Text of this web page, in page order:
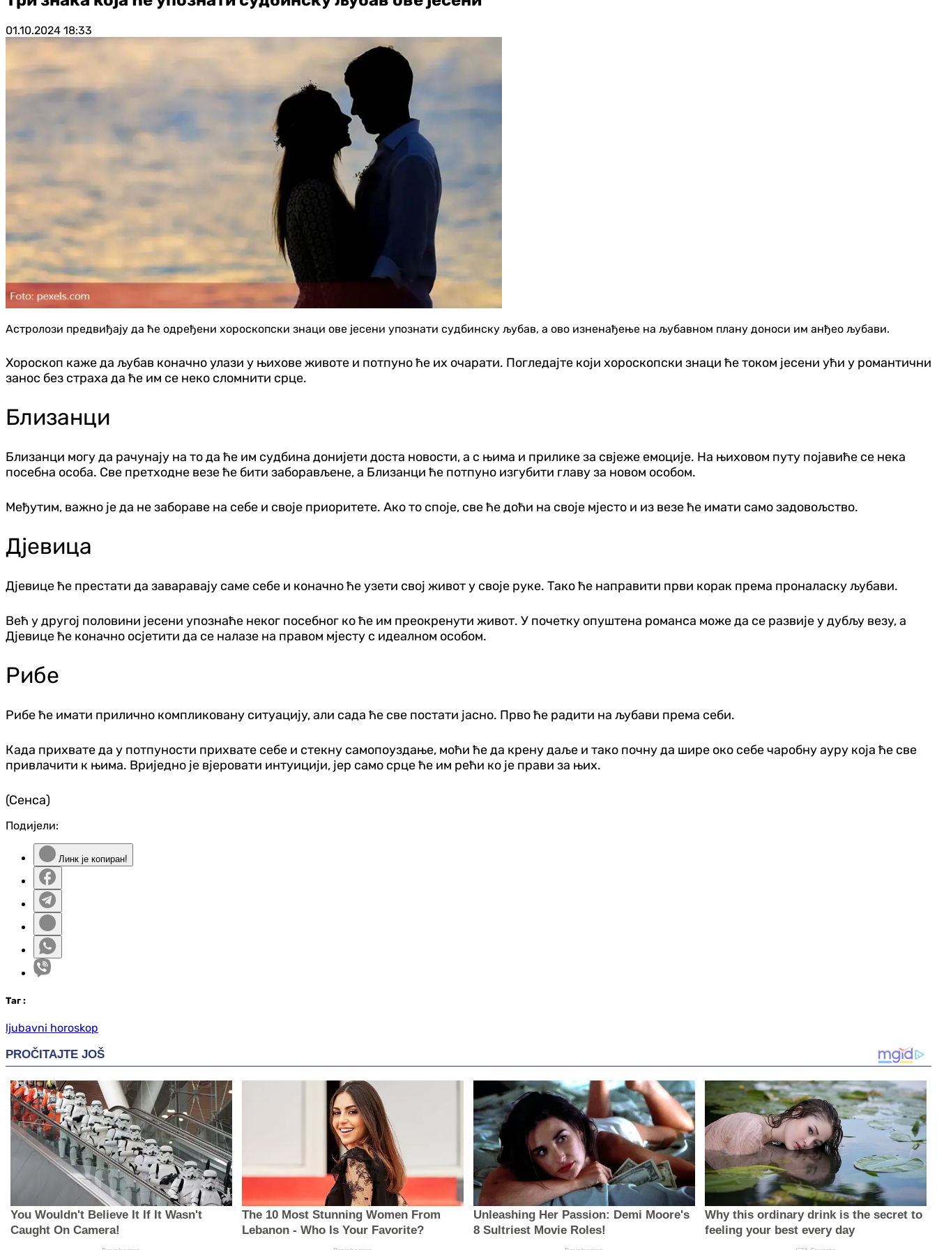
01.10.2024 18:33
Астролози предвиђају да ће одређени хороскопски знаци ове јесени упознати судбинску љубав, а ово изненађење на љубавном плану доноси им анђео љубави.
Хороскоп каже да љубав коначно улази у њихове животе и потпуно ће их очарати. Погледајте који хороскопски знаци ће током јесени ући у романтични
занос без страха да ће им се неко сломнити срце.
Близанци
Близанци могу да рачунају на то да ће им судбина донијети доста новости, а с њима и прилике за свјеже емоције. На њиховом путу појавиће се нека
посебна особа. Све претходне везе ће бити заборављене, а Близанци ће потпуно изгубити главу за новом особом.
Међутим, важно је да не забораве на себе и своје приоритете. Ако то споје, све ће доћи на своје мјесто и из везе ће имати само задовољство.
Дјевица
Дјевице ће престати да заваравају саме себе и коначно ће узети свој живот у своје руке. Тако ће направити први корак према проналаску љубави.
Већ у другој половини јесени упознаће неког посебног ко ће им преокренути живот. У почетку опуштена романса може да се развије у дубљу везу, а
Дјевице ће коначно осјетити да се налазе на правом мјесту с идеалном особом.
Рибе
Рибе ће имати прилично компликовану ситуацију, али сада ће све постати јасно. Прво ће радити на љубави према себи.
Када прихвате да у потпуности прихвате себе и стекну самопоуздање, моћи ће да крену даље и тако почну да шире око себе чаробну ауру која ће све
привлачити к њима. Вриједно је вјеровати интуицији, јер само срце ће им рећи ко је прави за њих.
(Сенса)
Подијели:
Линк је копиран!
Таг :
ljubavni horoskop